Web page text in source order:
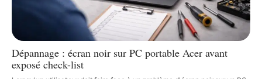
Dépannage : écran noir sur PC portable Acer avant
exposé check-list